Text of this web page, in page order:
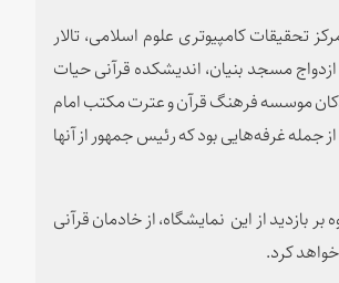
تحقیقات کامپیوتری علوم اسلامی، تالار
مسجد بنیان، اندیشکده قرآنی حیات
موسسه فرهنگ قرآن و عترت مکتب امام
جمله غرفه‌هایی بود که رئیس جمهور از آنها
بازدید از این نمایشگاه، از خادمان قرآنی
کرد.